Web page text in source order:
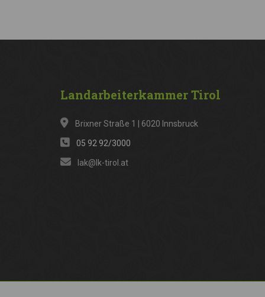
LandarbeiterkammerTirol
Brixner Straße 1 | 6020 Innsbruck
05 92 92/3000
lak@lk-tirol.at